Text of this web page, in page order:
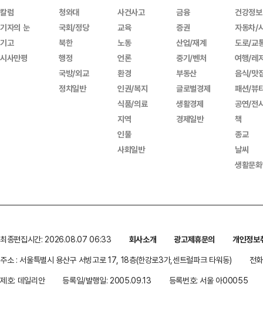
칼럼
기자의 눈
기고
시사만평
청와대
국회/정당
북한
행정
국방/외교
정치일반
사건사고
교육
노동
언론
환경
인권/복지
식품/의료
지역
인물
사회일반
금융
증권
산업/재계
중기/벤처
부동산
글로벌경제
생활경제
경제일반
건강정보
자동차/
도로/교
여행/레
음식/맛
패션/뷰
공연/전
책
종교
날씨
생활문
최종편집시간: 2026.08.07 06:33 회사소개 광고제휴문의
개인정보
주소 : 서울특별시 용산구 서빙고로 17, 18층(한강로3가,센트럴파크 타워동)
전
제호: 데일리안
등록일/발행일: 2005.09.13 등록번호: 서울 아00055